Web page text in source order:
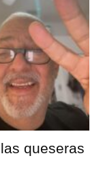
queseras